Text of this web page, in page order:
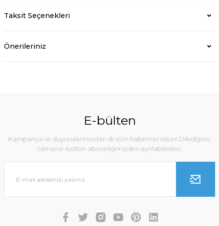
Taksit Seçenekleri
Önerileriniz
E-bülten
Kampanya ve duyurularımızdan ilk sizin haberiniz olsun! Dilediğiniz
zaman e-bülten aboneliğimizden ayrılabilirsiniz.